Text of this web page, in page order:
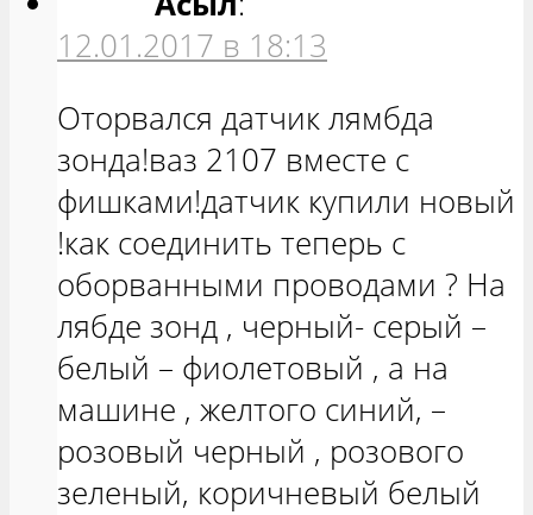
12.01.2017 в 18:13
Оторвался датчик лямбда
зонда!ваз 2107 вместе с
фишками!датчик купили новый
!как соединить теперь с
оборванными проводами ? На
лябде зонд , черный- серый –
белый – фиолетовый , а на
машине , желтого синий, –
розовый черный , розового
зеленый, коричневый белый